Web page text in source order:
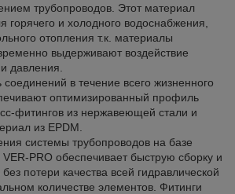
трубопроводов. Этот материал
горячего и холодного водоснабжения,
отопления т.к. материалы
выдерживают воздействие
давления.
в течение всего жизненного
оптимизированный профиль
фитингов из нержавеющей стали и
из EPDM.
системы трубопроводов на базе
PRO обеспечивает быструю сборку и
потери качества всей гидравлической
количестве элементов. Фитинги